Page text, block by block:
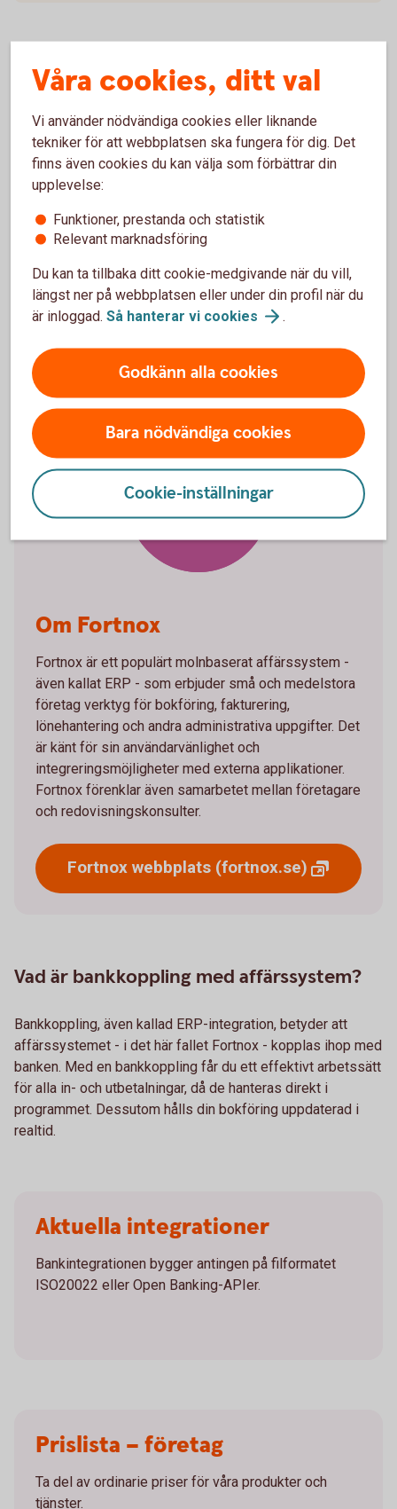
Hantera er ekonomi på ett
enkelt,snabbtochsäkert
sätt med bankintegration.
Fortnox
Om Fortnox
Fortnox är ett populärt molnbaserat affärssystem -
även kallat ERP - som erbjuder små och medelstora
företag verktyg för bokföring, fakturering,
lönehantering och andra administrativa uppgifter. Det
är känt för sin användarvänlighet och
integreringsmöjligheter med externa applikationer.
Fortnox förenklar även samarbetet mellan företagare
och redovisningskonsulter.
Fortnox webbplats (fortnox.se)
Vad är bankkoppling med affärssystem?
Bankkoppling, även kallad ERP-integration, betyder att
affärssystemet - i det här fallet Fortnox - kopplas ihop med
banken. Med en bankkoppling får du ett effektivt arbetssätt
för alla in- och utbetalningar, då de hanteras direkt i
programmet. Dessutom hålls din bokföring uppdaterad i
realtid.
Aktuella integrationer
Bankintegrationen bygger antingen på filformatet
ISO20022 eller Open Banking-APIer.
Prislista – företag
Ta del av ordinarie priser för våra produkter och
tjänster.
Våra cookies, ditt val
Vi använder nödvändiga cookies eller liknande
tekniker för att webbplatsen ska fungera för dig. Det
finns även cookies du kan välja som förbättrar din
upplevelse:
Funktioner, prestanda och statistik
Relevant marknadsföring
Du kan ta tillbaka ditt cookie-medgivande när du vill,
längst ner på webbplatsen eller under din profil när du
är inloggad. Så hanterar vi cookies .
Godkänn alla cookies
Bara nödvändiga cookies
Cookie-inställningar